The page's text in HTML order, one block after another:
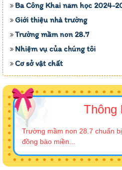
Ba Công Khai năm học 2024-
Giới thiệu nhà trường
Trường mầm non 28.7
Nhiệm vụ của chúng tôi
Cơ sở vật chất
Thông
Trường mầm non 28.7 chuẩn
đồng bào miền...